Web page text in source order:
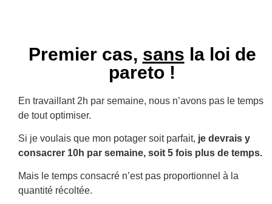
Premier cas, sans la loi de
pareto !
En travaillant 2h par semaine, nous n’avons pas le temps
de tout optimiser.
Si je voulais que mon potager soit parfait, je devrais y
consacrer 10h par semaine, soit 5 fois plus de temps.
Mais le temps consacré n’est pas proportionnel à la
quantité récoltée.